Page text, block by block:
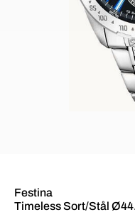
Festina
Timeless Sort/Stål